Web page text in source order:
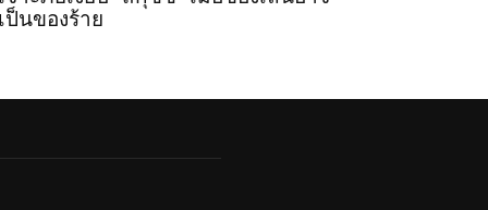
ป็นของร้าย